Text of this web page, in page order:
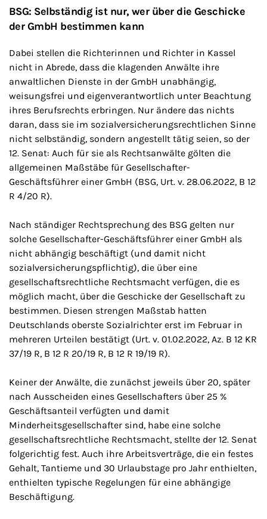
BSG: Selbständig ist nur, wer über die Geschicke
der GmbH bestimmen kann
Dabei stellen die Richterinnen und Richter in Kassel
nicht in Abrede, dass die klagenden Anwälte ihre
anwaltlichen Dienste in der GmbH unabhängig,
weisungsfrei und eigenverantwortlich unter Beachtung
ihres Berufsrechts erbringen. Nur ändere das nichts
daran, dass sie im sozialversicherungsrechtlichen Sinne
nicht selbständig, sondern angestellt tätig seien, so der
12. Senat: Auch für sie als Rechtsanwälte gölten die
allgemeinen Maßstäbe für Gesellschafter-
Geschäftsführer einer GmbH (BSG, Urt. v. 28.06.2022, B 12
R 4/20 R).
Nach ständiger Rechtsprechung des BSG gelten nur
solche Gesellschafter-Geschäftsführer einer GmbH als
nicht abhängig beschäftigt (und damit nicht
sozialversicherungspflichtig), die über eine
gesellschaftsrechtliche Rechtsmacht verfügen, die es
möglich macht, über die Geschicke der Gesellschaft zu
bestimmen. Diesen strengen Maßstab hatten
Deutschlands oberste Sozialrichter erst im Februar in
mehreren Urteilen bestätigt (Urt. v. 01.02.2022, Az. B 12 KR
37/19 R, B 12 R 20/19 R, B 12 R 19/19 R).
Keiner der Anwälte, die zunächst jeweils über 20, später
nach Ausscheiden eines Gesellschafters über 25 %
Geschäftsanteil verfügten und damit
Minderheitsgesellschafter sind, habe eine solche
gesellschaftsrechtliche Rechtsmacht, stellte der 12. Senat
folgerichtig fest. Auch ihre Arbeitsverträge, die ein festes
Gehalt, Tantieme und 30 Urlaubstage pro Jahr enthielten,
enthielten typische Regelungen für eine abhängige
Beschäftigung.